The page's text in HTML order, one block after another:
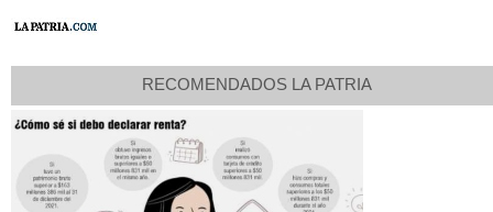
RECOMENDADOS LA PATRIA